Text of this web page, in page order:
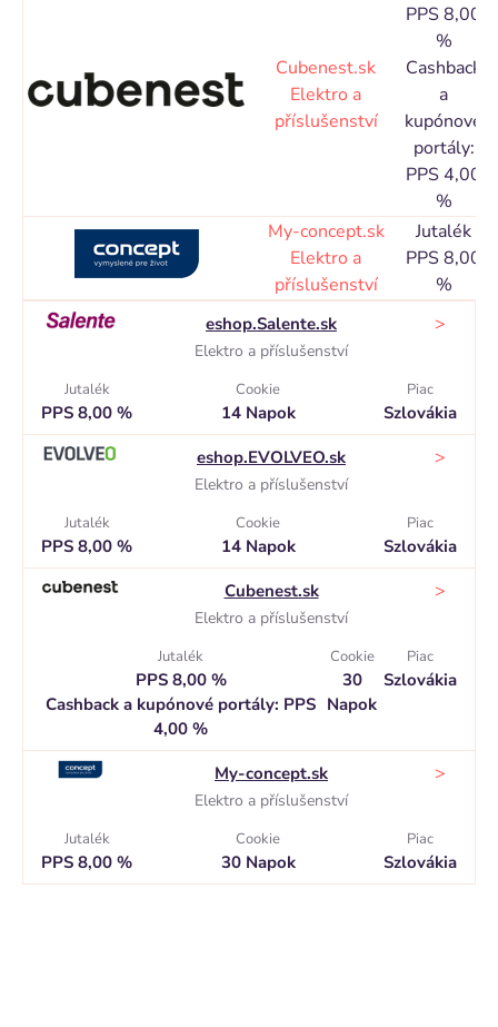
Cubenest.sk
Elektro a
příslušenství
PPS 8,00
%
Cashback
a
kupónové
portály:
PPS 4,00
%
My-concept.sk
Elektro a
příslušenství
Jutalék
PPS 8,00
%
eshop.Salente.sk
Elektro a příslušenství
>
Jutalék
PPS 8,00 %
Cookie
14 Napok
Piac
Szlovákia
eshop.EVOLVEO.sk
Elektro a příslušenství
>
Jutalék
PPS 8,00 %
Cookie
14 Napok
Piac
Szlovákia
Cubenest.sk
Elektro a příslušenství
>
Jutalék
PPS 8,00 %
Cashback a kupónové portály: PPS
4,00 %
Cookie
30
Napok
Piac
Szlovákia
My-concept.sk
Elektro a příslušenství
>
Jutalék
PPS 8,00 %
Cookie
30 Napok
Piac
Szlovákia